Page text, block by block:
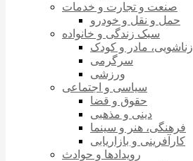
صنعت و تجارت و خدمات
حمل و نقل و خودرو
سبک زندگی و خانواده
زناشویی، مادر و کودک
سرگرمی
ورزشی
سیاسی و اجتماعی
حقوق و قضا
دینی و مذهبی
فرهنگی، هنر و سینما
کارآفرینی و بازاریابی
رویدادها و حوادث